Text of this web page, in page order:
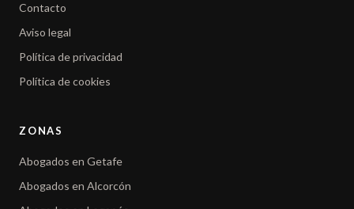
Contacto
Aviso legal
Política de privacidad
Política de cookies
ZONAS
Abogados en Getafe
Abogados en Alcorcón